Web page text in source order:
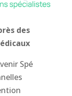
des
Spé